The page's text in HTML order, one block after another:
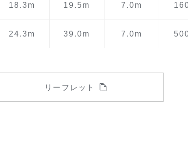
18.3m 19.5m 7.0m
24.3m 39.0m 7.0m
リーフレット